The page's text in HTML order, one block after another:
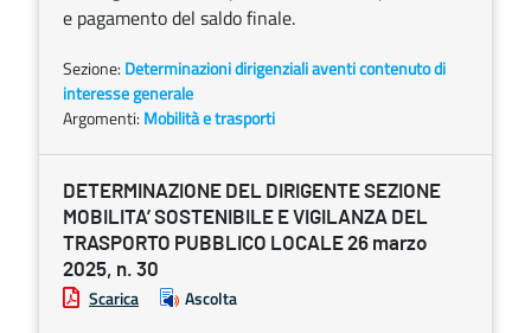
e pagamento del saldo finale.
Sezione: Determinazioni dirigenziali aventi contenuto di
interesse generale
Argomenti: Mobilità e trasporti
DETERMINAZIONE DEL DIRIGENTE SEZIONE
MOBILITA’ SOSTENIBILE E VIGILANZA DEL
TRASPORTO PUBBLICO LOCALE 26 marzo
2025, n. 30
Scarica Ascolta